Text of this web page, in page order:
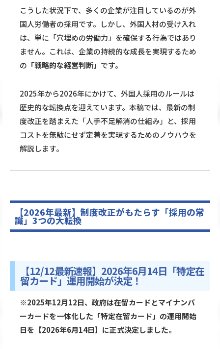
こうした状況下で、多くの企業が注目しているのが外
国人労働者の採用です。しかし、外国人材の受け入れ
は、単に「穴埋めの労働力」を確保する行為ではあり
ません。これは、企業の持続的な成長を実現するため
の 「戦略的な経営判断」 です。
2025年から2026年にかけて、外国人採用のルールは
歴史的な転換点を迎えています。本稿では、最新の制
度改正を踏まえた「人手不足解消の仕組み」と、採用
コストを無駄にせず定着を実現するためのノウハウを
解説します。
【2026年最新】制度改正がもたらす「採用の常
識」3つの大転換
【12/12最新速報】2026年6月14日「特定在
留カード」運用開始が決定！
※2025年12月12日、政府は在留カードとマイナンバ
ーカードを一体化した「特定在留カード」の運用開始
日を【2026年6月14日】に正式決定しました。